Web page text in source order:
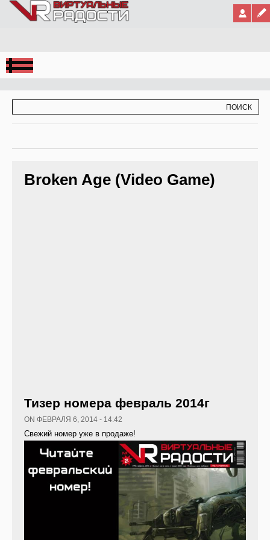
Jump to Navigation
Broken Age (Video Game)
Тизер номера февраль 2014г
ON ФЕВРАЛЯ 6, 2014 - 14:42
Свежий номер уже в продаже!